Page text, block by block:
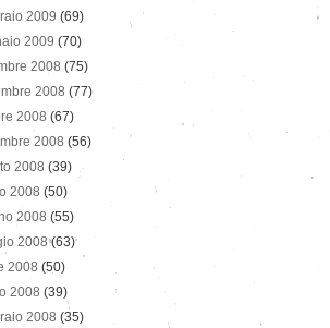
2009 (69)
2009 (70)
2008 (75)
2008 (77)
2008 (67)
2008 (56)
2008 (39)
2008 (50)
2008 (55)
2008(63)
2008 (50)
2008 (39)
2008 (35)